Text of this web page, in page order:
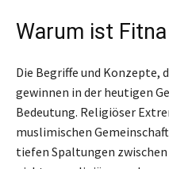
Warum ist
Die Begriffe und Konzepte,
gewinnen in der heutigen
Bedeutung. Religiöser
muslimischen
tiefen Spaltungen